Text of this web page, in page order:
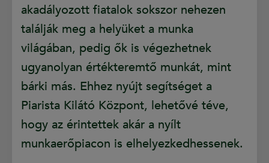
akadályozott fiatalok sokszor nehezen
találják meg a helyüket a munka
világában, pedig ők is végezhetnek
ugyanolyan értékteremtő munkát, mint
bárki más. Ehhez nyújt segítséget a
Piarista Kilátó Központ, lehetővé téve,
hogy az érintettek akár a nyílt
munkaerőpiacon is elhelyezkedhessenek.